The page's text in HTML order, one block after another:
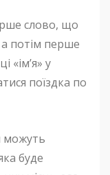
слово, що
а потім перше
«ім’я» у
поїздка по
можуть
буде